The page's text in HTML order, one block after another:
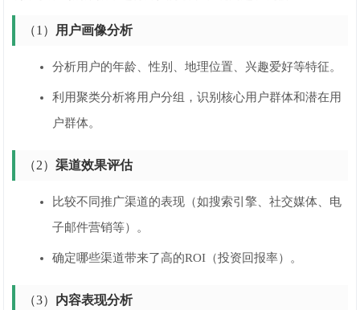
（1） 用户画像分析
分析用户的年龄、性别、地理位置、兴趣爱好等特征。
利用聚类分析将用户分组，识别核心用户群体和潜在用
户群体。
（2）渠道效果评估
比较不同推广渠道的表现（如搜索引擎、社交媒体、电
子邮件营销等）。
确定哪些渠道带来了高的ROI（投资回报率）。
（3） 内容表现分析